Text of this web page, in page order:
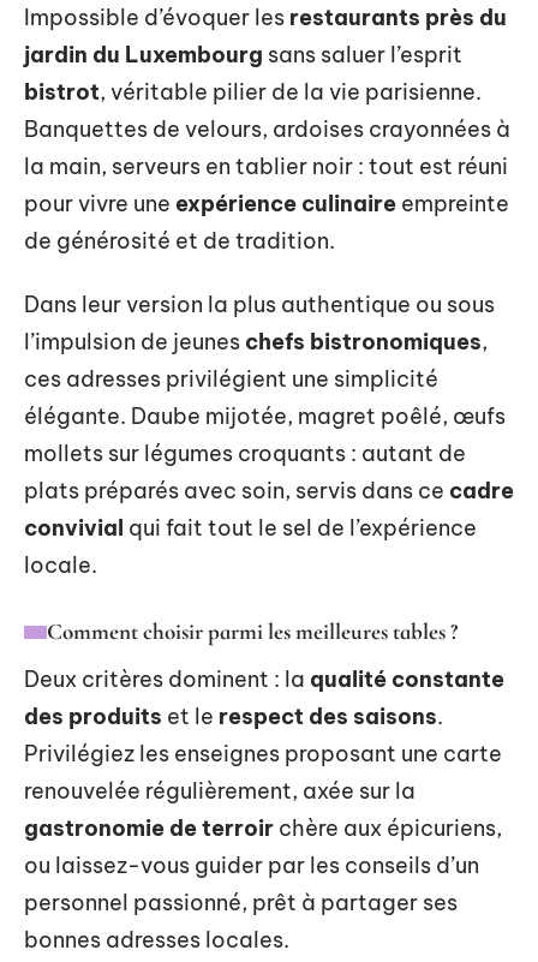
Impossible d’évoquer les restaurants près du
jardin du Luxembourg sans saluer l’esprit
bistrot, véritable pilier de la vie parisienne.
Banquettes de velours, ardoises crayonnées à
la main, serveurs en tablier noir : tout est réuni
pour vivre une expérience culinaire empreinte
de générosité et de tradition.
Dans leur version la plus authentique ou sous
l’impulsion de jeunes chefs bistronomiques,
ces adresses privilégient une simplicité
élégante. Daube mijotée, magret poêlé, œufs
mollets sur légumes croquants : autant de
plats préparés avec soin, servis dans ce cadre
convivial qui fait tout le sel de l’expérience
locale.
Comment choisir parmi les meilleures tables ?
Deux critères dominent : la qualité constante
des produits et le respect des saisons.
Privilégiez les enseignes proposant une carte
renouvelée régulièrement, axée sur la
gastronomie de terroir chère aux épicuriens,
ou laissez-vous guider par les conseils d’un
personnel passionné, prêt à partager ses
bonnes adresses locales.